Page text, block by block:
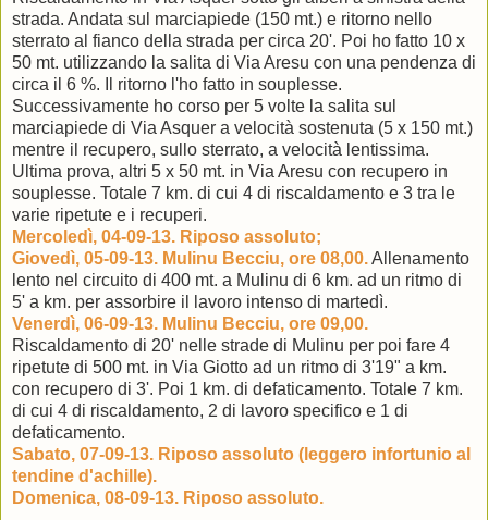
strada. Andata sul marciapiede (150 mt.) e ritorno nello
sterrato al fianco della strada per circa 20'. Poi ho fatto 10 x
50 mt. utilizzando la salita di Via Aresu con una pendenza di
circa il 6 %. Il ritorno l'ho fatto in souplesse.
Successivamente ho corso per 5 volte la salita sul
marciapiede di Via Asquer a velocità sostenuta (5 x 150 mt.)
mentre il recupero, sullo sterrato, a velocità lentissima.
Ultima prova, altri 5 x 50 mt. in Via Aresu con recupero in
souplesse. Totale 7 km. di cui 4 di riscaldamento e 3 tra le
varie ripetute e i recuperi.
Mercoledì, 04-09-13. Riposo assoluto;
Giovedì, 05-09-13. Mulinu Becciu, ore 08,00.Allenamento
lento nel circuito di 400 mt. a Mulinu di 6 km. ad un ritmo di
5' a km. per assorbire il lavoro intenso di martedì.
Venerdì, 06-09-13. Mulinu Becciu, ore 09,00.
Riscaldamento di 20' nelle strade di Mulinu per poi fare 4
ripetute di 500 mt. in Via Giotto ad un ritmo di 3'19" a km.
con recupero di 3'. Poi 1 km. di defaticamento. Totale 7 km.
di cui 4 di riscaldamento, 2 di lavoro specifico e 1 di
defaticamento.
Sabato, 07-09-13. Riposo assoluto (leggero infortunio al
tendine d'achille).
Domenica, 08-09-13. Riposo assoluto.